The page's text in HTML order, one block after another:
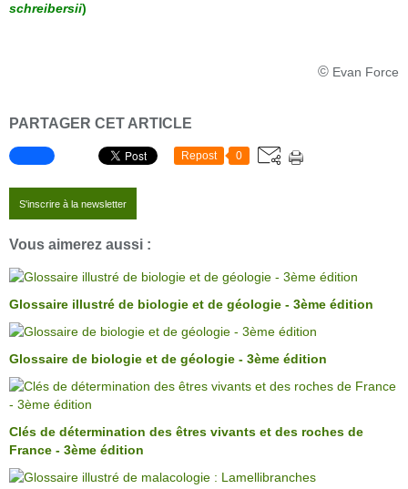
schreibersii)
© Evan Force
PARTAGER CET ARTICLE
Repost 0
S'inscrire à la newsletter
Vous aimerez aussi :
Glossaire illustré de biologie et de géologie - 3ème édition
Glossaire de biologie et de géologie - 3ème édition
Clés de détermination des êtres vivants et des roches de
France - 3ème édition